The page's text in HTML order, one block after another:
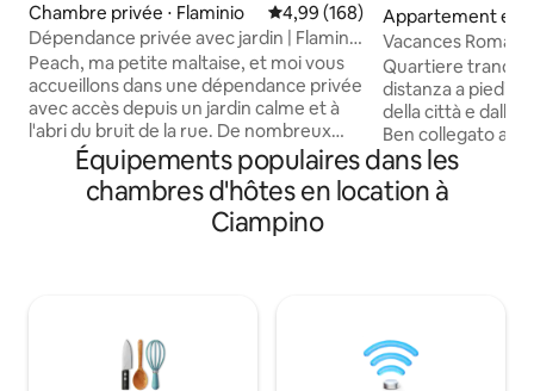
Chambre privée ⋅ Flaminio Évaluation moyenne sur la
4,99 (168)
Dépendance privée avec jardin | Flaminio
- Rome
Peach, ma petite maltaise, et moi vous
accueillons dans une dépendance privée
avec accès depuis un jardin calme et à
l'abri du bruit de la rue. De nombreux
clients le vivent comme un petit coin
secret de détente au cœur du quartier
Flaminio. L'espace est compact,
indépendant et conçu pour deux
contemporain qu'à un appartement
Appartement en
⋅ Rome
Vacances
Quartiere
distanza a piedi
della città e dalle
Ben collegato ai
artistico e storico
trasporto
sistemazione
Équipements populaires dans les
chambres d'hôtes en location à
Ciampino